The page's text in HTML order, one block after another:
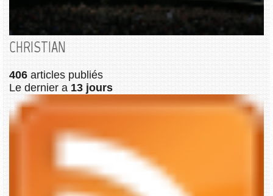
CHRISTIAN
406 articles publiés
Le dernier a 13 jours